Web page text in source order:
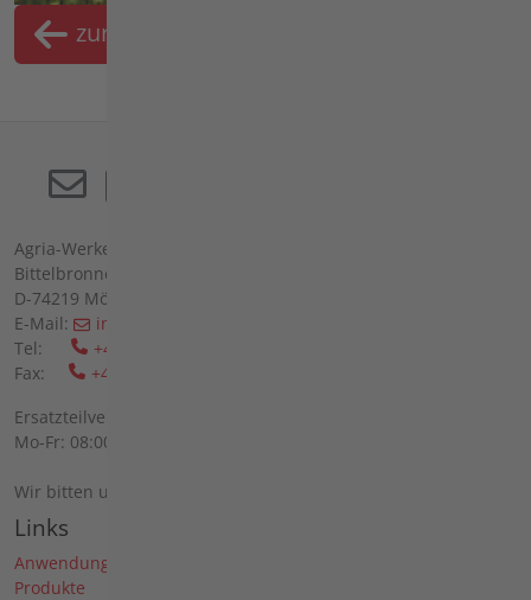
zurück
Agria-Werke GmbH
Bittelbronner Str. 42
D-74219 Möckmühl
E-Mail:
info(at)agria(dot)de
Tel:
+49 6298 39-0
Fax:
+49 6298 39-111
Ersatzteilverkauf vor Ort:
Mo-Fr: 08:00 - 12:00 Uhr und 13:00 - 16:00 Uhr
Wir bitten um telefonische Anmeldung.
Links
Anwendungen
Produkte